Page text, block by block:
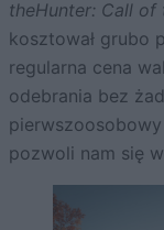
theHunter: Call of
kosztował grubo
regularna cena
odebrania bez
pozwoli nam się